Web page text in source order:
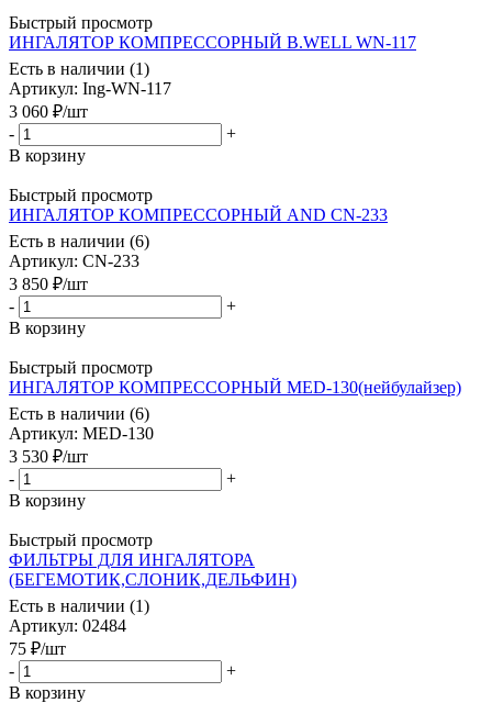
Быстрый просмотр
ИНГАЛЯТОР КОМПРЕССОРНЫЙ В.WELL WN-117
Есть в наличии (1)
Артикул: Ing-WN-117
3 060 ₽/шт
-
+
В корзину
Быстрый просмотр
ИНГАЛЯТОР КОМПРЕССОРНЫЙ AND CN-233
Есть в наличии (6)
Артикул: CN-233
3 850 ₽/шт
-
+
В корзину
Быстрый просмотр
ИНГАЛЯТОР КОМПРЕССОРНЫЙ MED-130(нейбулайзер)
Есть в наличии (6)
Артикул: MED-130
3 530 ₽/шт
-
+
В корзину
Быстрый просмотр
ФИЛЬТРЫ ДЛЯ ИНГАЛЯТОРА
(БЕГЕМОТИК,СЛОНИК,ДЕЛЬФИН)
Есть в наличии (1)
Артикул: 02484
75 ₽/шт
-
+
В корзину